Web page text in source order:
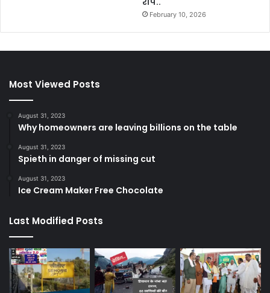
February 10, 2026
Most Viewed Posts
August 31, 2023
Why homeowners are leaving billions on the table
August 31, 2023
Spieth in danger of missing cut
August 31, 2023
Ice Cream Maker Free Chocolate
Last Modified Posts